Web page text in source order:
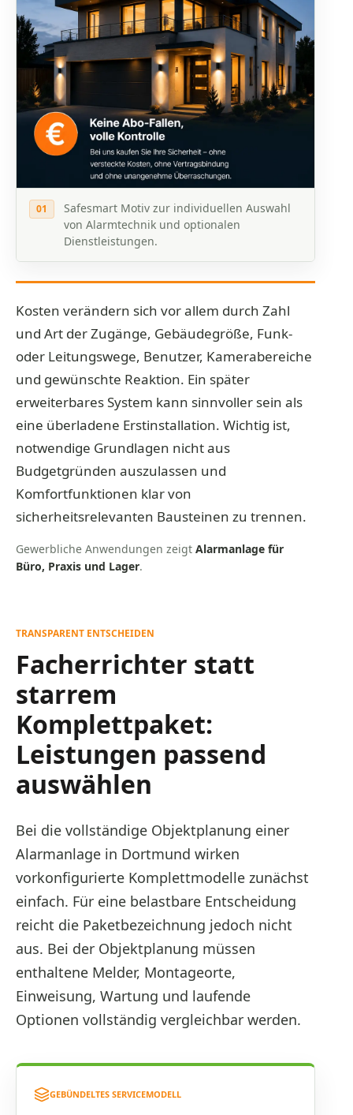
01
Safesmart Motiv zur individuellen Auswahl
von Alarmtechnik und optionalen
Dienstleistungen.
Kosten verändern sich vor allem durch Zahl
und Art der Zugänge, Gebäudegröße, Funk-
oder Leitungswege, Benutzer, Kamerabereiche
und gewünschte Reaktion. Ein später
erweiterbares System kann sinnvoller sein als
eine überladene Erstinstallation. Wichtig ist,
notwendige Grundlagen nicht aus
Budgetgründen auszulassen und
Komfortfunktionen klar von
sicherheitsrelevanten Bausteinen zu trennen.
Gewerbliche Anwendungen zeigt Alarmanlage für
Büro, Praxis und Lager.
TRANSPARENT ENTSCHEIDEN
Facherrichter statt
starrem
Komplettpaket:
Leistungen passend
auswählen
Bei die vollständige Objektplanung einer
Alarmanlage in Dortmund wirken
vorkonfigurierte Komplettmodelle zunächst
einfach. Für eine belastbare Entscheidung
reicht die Paketbezeichnung jedoch nicht
aus. Bei der Objektplanung müssen
enthaltene Melder, Montageorte,
Einweisung, Wartung und laufende
Optionen vollständig vergleichbar werden.
GEBÜNDELTES SERVICEMODELL